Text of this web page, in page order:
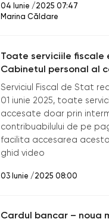
04 Iunie /2025 07:47
Marina Căldare
Toate serviciile fiscale
Cabinetul personal al
Serviciul Fiscal de Stat
01 iunie 2025, toate
accesate doar prin
contribuabilului de pe
facilita accesarea
ghid video
03 Iunie /2025 08:00
Cardul bancar – noua